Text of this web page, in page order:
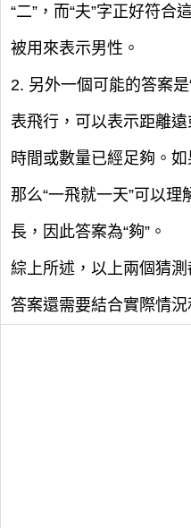
“二”，而“夫”字正好符合
被用來表示男性。
2. 另外一個可能的答案是
表飛行，可以表示距離
時間或數量已經足夠。
那么“一飛就一天”可以
長，因此答案為“夠”。
綜上所述，以上兩個猜
答案還需要結合實際情況